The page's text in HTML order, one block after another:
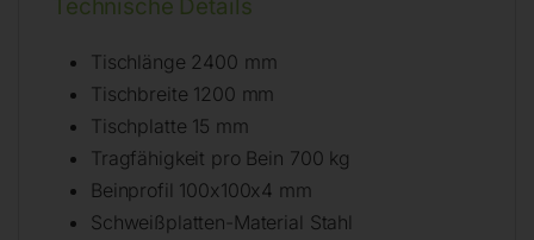
Technische Details
Tischlänge 2400 mm
Tischbreite 1200 mm
Tischplatte 15 mm
Tragfähigkeit pro Bein 700 kg
Beinprofil 100x100x4 mm
Schweißplatten-Material Stahl